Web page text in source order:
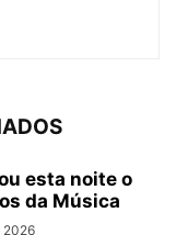
esta noite o
da Música
2026